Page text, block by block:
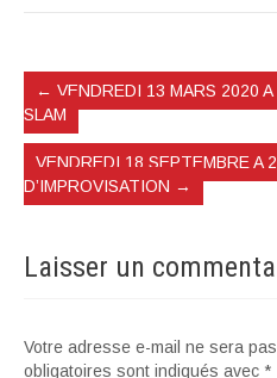
← VENDREDI 13 MARS 2020
SLAM
VENDREDI 18 SEPTEMBRE A
D’IMPROVISATION →
Laisser un
Votre adresse e-mail ne sera
obligatoires sont indiqués avec *